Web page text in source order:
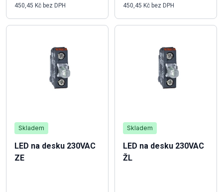
450,45 Kč bez DPH 450,45 Kč bez DPH
Skladem
LED na desku 230VAC
ZE
Skladem
LED na desku 230VAC
ŽL